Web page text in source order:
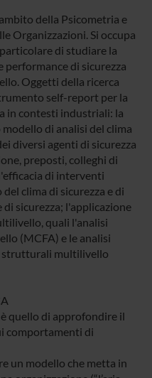
della Psicometria e
Organizzazioni. Si occupa
di studiare la
performance di sicurezza
Oggetti della ricerca
self-report per la
in contesti industriali: la
di analisi del clima
diversi agenti di sicurezza
preposti, colleghi di
di interventi
clima di sicurezza e di
sicurezza; l'applicazione
quali l'analisi
(MCFA) e le analisi
strutturali multilivello
quello di approfondire il
comportamenti di
un modello che metta in